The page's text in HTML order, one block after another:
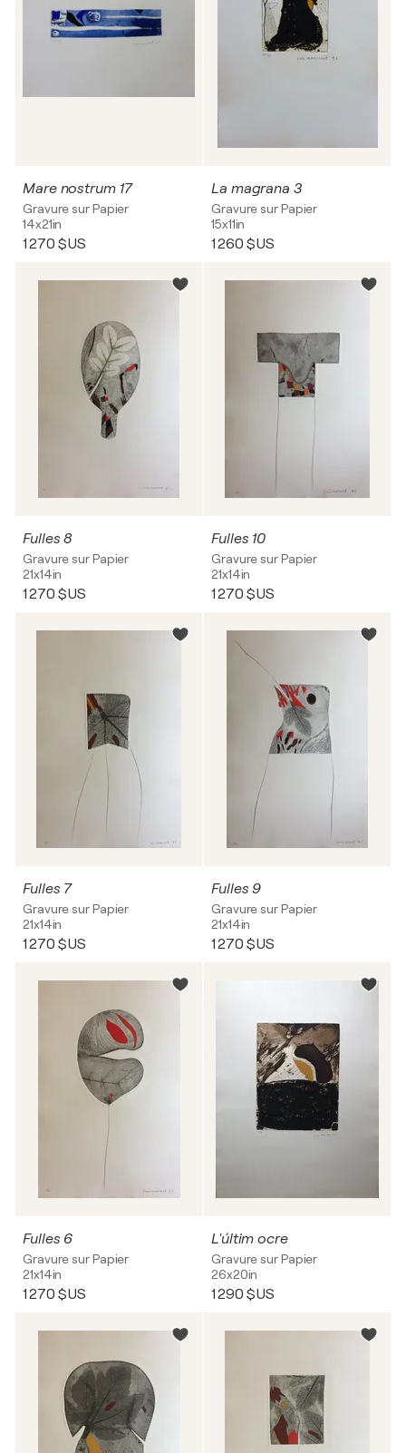
Mare nostrum 17
Gravure sur Papier
14x21in
1 270 $US
La magrana 3
Gravure sur Papier
15x11in
1 260 $US
Fulles 8
Gravure sur Papier
21x14in
1 270 $US
Fulles 10
Gravure sur Papier
21x14in
1 270 $US
Fulles 7
Gravure sur Papier
21x14in
1 270 $US
Fulles 9
Gravure sur Papier
21x14in
1 270 $US
Fulles 6
Gravure sur Papier
21x14in
1 270 $US
L'últim ocre
Gravure sur Papier
26x20in
1 290 $US